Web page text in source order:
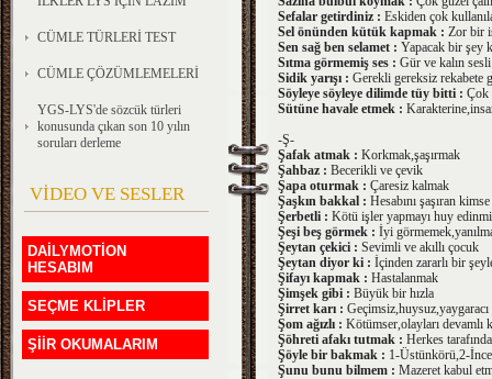
CÜMLE TÜRLERİ TEST
CÜMLE ÇÖZÜMLEMELERİ
YGS-LYS'de sözcük türleri
konusunda çıkan son 10 yılın
soruları derleme
VİDEO VE SESLER
DAİLYMOTİON
HESABIM
SEÇME KLİPLER
ŞİİR OKUMALARIM
Sefalar getirdiniz : Eskiden çok
Sel önünden kütük kapmak : Zor bir
Sen sağ ben selamet : Yapacak bir şey
Sıtma görmemiş ses : Gür ve kalın sesli
Sidik yarışı : Gerekli gereksiz rekabete
Söyleye söyleye dilimde tüy bitti : Çok
Sütüne havale etmek :
-Ş-
Şafak atmak : Korkmak,şaşırmak
Şahbaz : Becerikli ve çevik
Şapa oturmak : Çaresiz kalmak
Şaşkın bakkal : Hesabını şaşıran kimse
Şerbetli : Kötü işler yapmayı huy
Şeşi beş görmek : İyi
Şeytan çekici : Sevimli ve akıllı çocuk
Şeytan diyor ki : İçinden zararlı bir
Şifayı kapmak : Hastalanmak
Şimşek gibi : Büyük bir hızla
Şirret karı : Geçimsiz,huysuz,yaygaracı
Şom ağızlı : Kötümser,olayları devamlı
Şöhreti afakı tutmak : Herkes
Şöyle bir bakmak : 1-Üstünkörü,2-
Şunu bunu bilmem : Mazeret kabul